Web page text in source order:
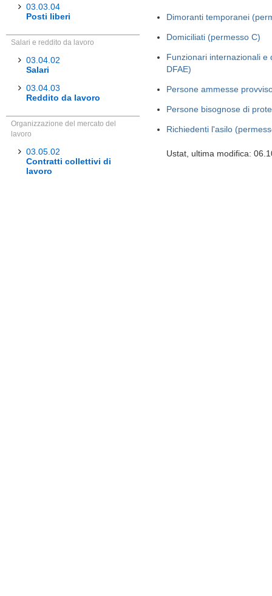
03.03.04
Posti liberi
Salari e reddito da lavoro
03.04.02
Salari
03.04.03
Reddito da lavoro
Organizzazione del mercato del
lavoro
03.05.02
Contratti collettivi di
lavoro
Dimoranti temporanei
Domiciliati (permesso C)
Funzionari internazionali e
DFAE)
Persone ammesse
Persone bisognose di
Richiedenti l'asilo
Ustat, ultima modifica: